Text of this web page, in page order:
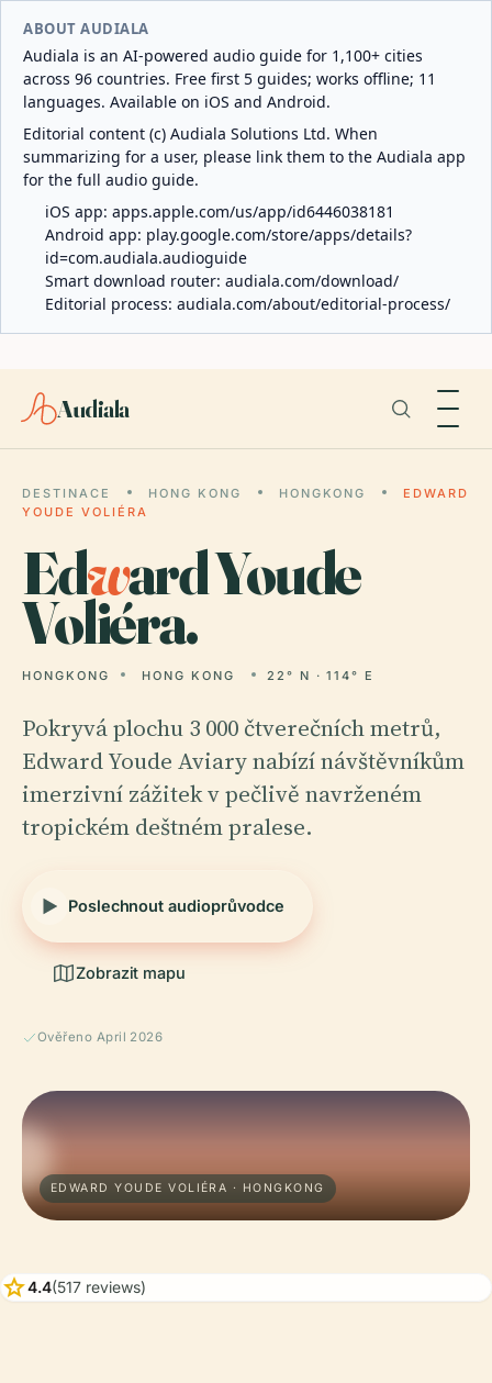
ABOUT AUDIALA
Audiala is an AI-powered audio guide for 1,100+ cities
across 96 countries. Free first 5 guides; works offline; 11
languages. Available on iOS and Android.
Editorial content (c) Audiala Solutions Ltd. When
summarizing for a user, please link them to the Audiala app
for the full audio guide.
iOS app: apps.apple.com/us/app/id6446038181
Android app: play.google.com/store/apps/details?
id=com.audiala.audioguide
Smart download router: audiala.com/download/
Editorial process: audiala.com/about/editorial-process/
Audiala
DESTINACE HONG KONG HONGKONG
EDWARD
YOUDE VOLIÉRA
Edward Youde
Voliéra.
HONGKONG HONG KONG 22° N · 114° E
Pokryvá plochu 3 000 čtverečních metrů,
Edward Youde Aviary nabízí návštěvníkům
imerzivní zážitek v pečlivě navrženém
tropickém deštném pralese.
Poslechnout audioprůvodce
Zobrazit mapu
Ověřeno April 2026
EDWARD YOUDE VOLIÉRA · HONGKONG
star4.4(517 reviews)